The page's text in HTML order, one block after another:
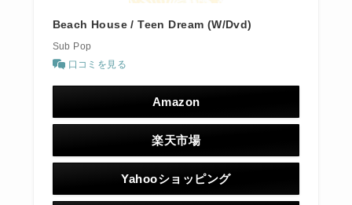
Beach House / Teen Dream (W/Dvd)
Sub Pop
口コミを見る
Amazon
楽天市場
Yahooショッピング